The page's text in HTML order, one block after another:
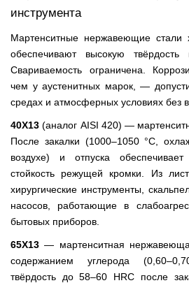
инструмента
Мартенситные нержавеющие стали
обеспечивают высокую твёрдость
Свариваемость ограничена.
чем у аустенитных марок, —
средах и атмосферных условиях без
40Х13 (аналог AISI 420) —
После закалки (1000–1050 °С,
воздухе) и отпуска
стойкость режущей кромки. Из
хирургические инструменты,
насосов, работающие в
бытовых приборов.
65Х13 — мартенситная
содержанием углерода
твёрдость до 58–60 HRC после